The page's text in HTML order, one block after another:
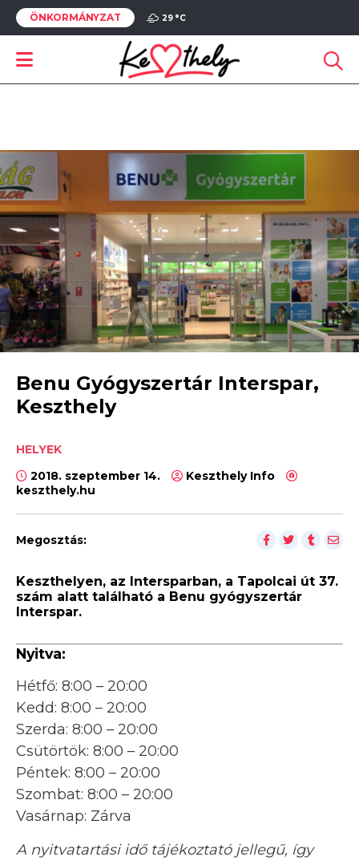
ÖNKORMÁNYZAT 29 °C
Benu Gyógyszertár Interspar,
Keszthely
HELYEK
2018. szeptember 14.
Keszthely Info
keszthely.hu
Megosztás:
Keszthelyen, az Intersparban, a Tapolcai út 37.
szám alatt található a Benu gyógyszertár
Interspar.
Nyitva:
Hétfő: 8:00 – 20:00
Kedd: 8:00 – 20:00
Szerda: 8:00 – 20:00
Csütörtök: 8:00 – 20:00
Péntek: 8:00 – 20:00
Szombat: 8:00 – 20:00
Vasárnap: Zárva
A nyitvatartási idő tájékoztató jellegű, így